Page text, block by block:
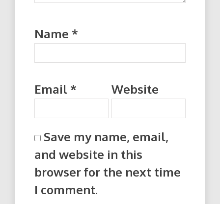
Name *
Email * Website
Save my name, email,
and website in this
browser for the next time
I comment.